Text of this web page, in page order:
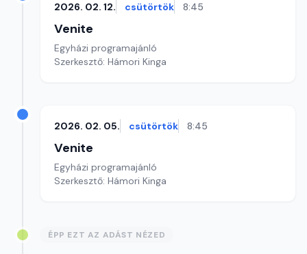
2026. 02. 12. csütörtök 8:45
Venite
Egyházi programajánló
Szerkesztő: Hámori Kinga
2026. 02. 05. csütörtök 8:45
Venite
Egyházi programajánló
Szerkesztő: Hámori Kinga
ÉPP EZT AZ ADÁST NÉZED